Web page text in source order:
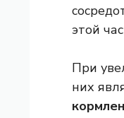
этой
При
них